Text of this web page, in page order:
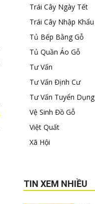
Trái Cây Ngày Tết
Trái Cây Nhập Khẩu
Tủ Bếp Bằng Gỗ
Tủ Quần Áo Gỗ
Tư Vấn
Tư Vấn Định Cư
Tư Vấn Tuyển Dụng
Vệ Sinh Đồ Gỗ
Việt Quất
Xã Hội
TIN XEM NHIỀU